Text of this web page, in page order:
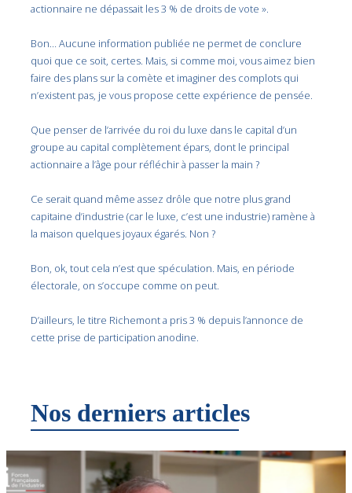
actionnaire ne dépassait les 3 % de droits de vote ».
Bon… Aucune information publiée ne permet de conclure
quoi que ce soit, certes. Mais, si comme moi, vous aimez bien
faire des plans sur la comète et imaginer des complots qui
n’existent pas, je vous propose cette expérience de pensée.
Que penser de l’arrivée du roi du luxe dans le capital d’un
groupe au capital complètement épars, dont le principal
actionnaire a l’âge pour réfléchir à passer la main ?
Ce serait quand même assez drôle que notre plus grand
capitaine d’industrie (car le luxe, c’est une industrie) ramène à
la maison quelques joyaux égarés. Non ?
Bon, ok, tout cela n’est que spéculation. Mais, en période
électorale, on s’occupe comme on peut.
D’ailleurs, le titre Richemont a pris 3 % depuis l’annonce de
cette prise de participation anodine.
Nos derniers articles